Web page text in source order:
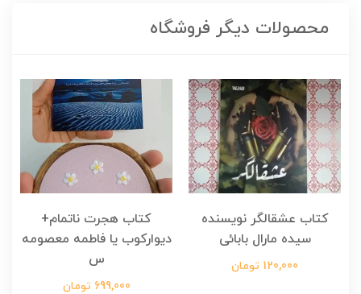
محصولات دیگر فروشگاه
کتاب عشقالگر نویسنده
سیده مارال بابائی
120,000 تومان
کتاب هجرت ناتمام+
دیوارکوب یا فاطمه معصومه
س
699,000 تومان